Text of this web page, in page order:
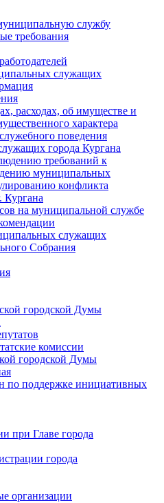
службу
требования
служащих
расходах, об имуществе и
характера
поведения
города Кургана
требований к
муниципальных
конфликта
на муниципальной службе
служащих
Cобрания
городской Думы
комиссии
городской Думы
по поддержке инициативных
при Главе города
города
организации